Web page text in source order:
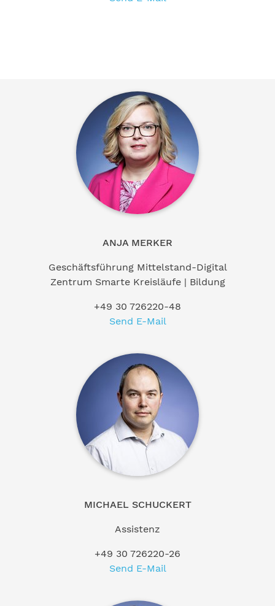
ANJA MERKER
Geschäftsführung Mittelstand-Digital
Zentrum Smarte Kreisläufe | Bildung
+49 30 726220-48
Send E-Mail
MICHAEL SCHUCKERT
Assistenz
+49 30 726220-26
Send E-Mail